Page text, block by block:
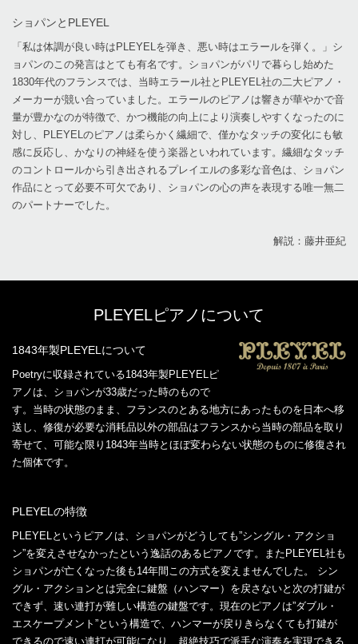
ショパンとPLEYEL
「私は体調が良い時はPLEYELを弾き、悪い時はエラールを弾く。」シ
ョパンのこの発言はとても有名です。ショパンがパリで暮らし始めた
1830年代のフランスでは、当時エラール社とPLEYEL社の二大ピアノ・
メーカーが競い合っていました。エラールのピアノは響きが華やかで音
量が豊かなのが特徴で、かつ機能の向上により演奏しやすくなったのに
対し、PLEYELのピアノは柔らかく繊細で、僅かなタッチの変化にも敏
感に反応し、かなりの神経を使う楽器といわれています。繊細なタッチ
のコントロールから引き出されるプレイエルの多彩な音色は、ショパン
作品にとって必要不可欠であり、ショパンの心の声を表現する唯一無二
のパートナーでした。
解説：藤井亜紀
PLEYELピアノについて
1843年製PLEYELについて
Poetryに収録されている1843年製PLEYELピ
アノは、ショパンが33歳だった時のもので
す。当時の状態のまま、フランスのとある地方にあったものを日本へ移
送し、修復が必要な消耗品以外の部品はフランスから当時の部品を取り
寄せて、可能な限り1843年当時とほぼ変わらない状態のものに修復され
た個体です。
PLEYELの特徴
PLEYELというピアノは、ショパンがどうしても”シングル・アクショ
ン”を変えさせなかったという逸話のあるピアノです。またPLEYEL社も
ショパンが亡くなった後も14年間この方式を変えませんでした。 シン
グル・アクションとは完全に鍵盤（ハンマー）を戻さないと次の打鍵が
できず、速い連打が難しい構造の鍵盤です。現在のピアノは”ダブル・
エスケープメント”という構造で、ハンマーが戻りきらなくても打鍵が
できるので速い連打が可能になり、超絶技巧で派手な演奏を実現できる